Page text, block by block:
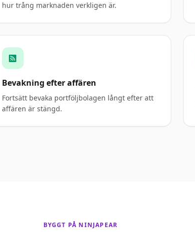
hur trång marknaden verkligen är.
Bevakning efter affären
Fortsätt bevaka portföljbolagen långt efter att
affären är stängd.
BYGGT PÅ NINJAPEAR